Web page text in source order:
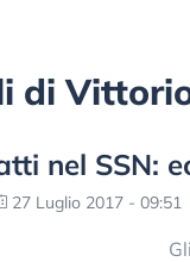
di
nel SSN:
27 Luglio 2017 - 09:51